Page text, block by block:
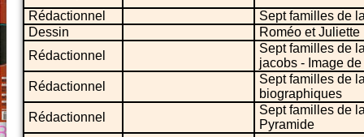
Rédactionnel
Sept familles de
Dessin
Roméo et Juliette
Rédactionnel
Sept familles de
jacobs - Image
Rédactionnel
Sept familles de
biographiques
Rédactionnel
Sept familles de
Pyramide